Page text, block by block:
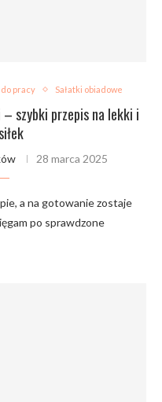
do pracy Sałatki obiadowe
szybki przepis na lekki i
28 marca 2025
a na gotowanie zostaje
po sprawdzone